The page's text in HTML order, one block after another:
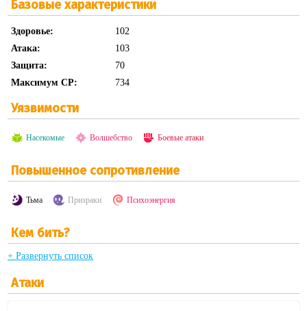
Базовые характеристики
Здоровье:
102
Атака:
103
Защита:
70
Максимум CP:
734
Уязвимости
Насекомые Волшебство Боевые атаки
Повышенное сопротивление
Тьма Призраки Психоэнергия
Кем бить?
+ Развернуть список
Атаки